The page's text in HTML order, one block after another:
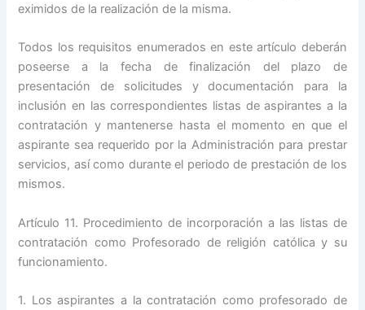
eximidos de la realización de la misma.
Todos los requisitos enumerados en este artículo deberán
poseerse a la fecha de finalización del plazo de
presentación de solicitudes y documentación para la
inclusión en las correspondientes listas de aspirantes a la
contratación y mantenerse hasta el momento en que el
aspirante sea requerido por la Administración para prestar
servicios, así como durante el periodo de prestación de los
mismos.
Artículo 11. Procedimiento de incorporación a las listas de
contratación como Profesorado de religión católica y su
funcionamiento.
1. Los aspirantes a la contratación como profesorado de